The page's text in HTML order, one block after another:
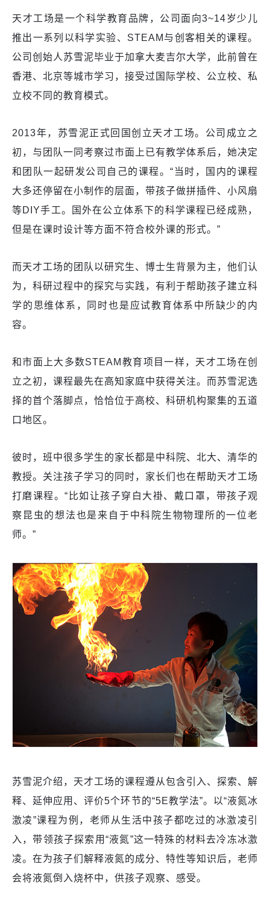
天才工场是一个科学教育品牌，公司面向3~14岁少儿
推出一系列以科学实验、STEAM与创客相关的课程。
公司创始人苏雪泥毕业于加拿大麦吉尔大学，此前曾在
香港、北京等城市学习，接受过国际学校、公立校、私
立校不同的教育模式。
2013年，苏雪泥正式回国创立天才工场。公司成立之
初，与团队一同考察过市面上已有教学体系后，她决定
和团队一起研发公司自己的课程。“当时，国内的课程
大多还停留在小制作的层面，带孩子做拼插件、小风扇
等DIY手工。国外在公立体系下的科学课程已经成熟，
但是在课时设计等方面不符合校外课的形式。”
而天才工场的团队以研究生、博士生背景为主，他们认
为，科研过程中的探究与实践，有利于帮助孩子建立科
学的思维体系，同时也是应试教育体系中所缺少的内
容。
和市面上大多数STEAM教育项目一样，天才工场在创
立之初，课程最先在高知家庭中获得关注。而苏雪泥选
择的首个落脚点，恰恰位于高校、科研机构聚集的五道
口地区。
彼时，班中很多学生的家长都是中科院、北大、清华的
教授。关注孩子学习的同时，家长们也在帮助天才工场
打磨课程。“比如让孩子穿白大褂、戴口罩，带孩子观
察昆虫的想法也是来自于中科院生物物理所的一位老
师。”
苏雪泥介绍，天才工场的课程遵从包含引入、探索、解
释、延伸应用、评价5个环节的“5E教学法”。以“液氮冰
激凌”课程为例，老师从生活中孩子都吃过的冰激凌引
入，带领孩子探索用“液氮”这一特殊的材料去冷冻冰激
凌。在为孩子们解释液氮的成分、特性等知识后，老师
会将液氮倒入烧杯中，供孩子观察、感受。